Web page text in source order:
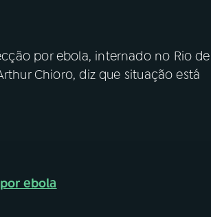
por ebola, internado no Rio de
Chioro, diz que situação está
ebola